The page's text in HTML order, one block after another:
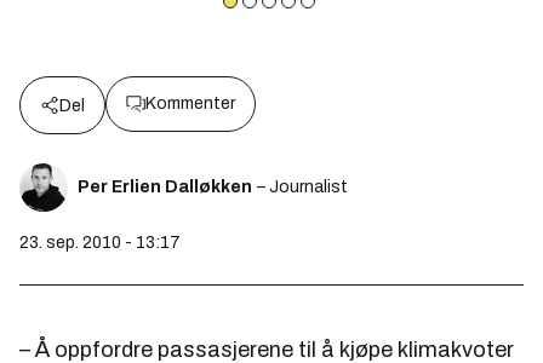
Del Kommenter
Per Erlien Dalløkken – Journalist
23. sep. 2010 - 13:17
– Å oppfordre passasjerene til å kjøpe klimakvoter